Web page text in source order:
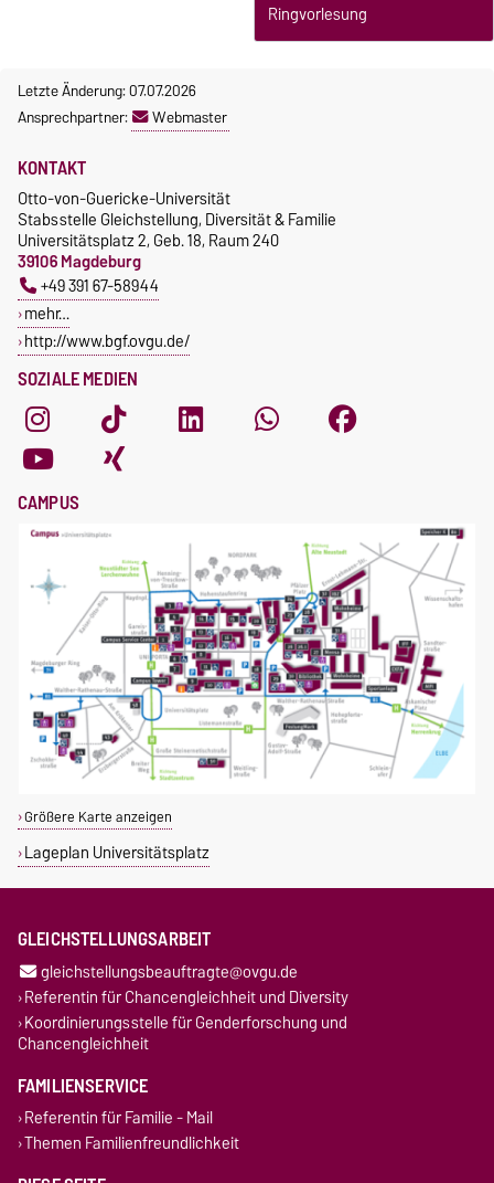
Ringvorlesung
Letzte Änderung: 07.07.2026
Ansprechpartner:
Webmaster
SOZIALE MEDIEN
KONTAKT
Otto-von-Guericke-Universität
Stabsstelle Gleichstellung, Diversität & Familie
Universitätsplatz 2, Geb. 18, Raum 240
39106 Magdeburg
+49 391 67-58944
mehr…
http://www.bgf.ovgu.de/
CAMPUS
Größere Karte anzeigen
Lageplan Universitätsplatz
GLEICHSTELLUNGSARBEIT
gleichstellungsbeauftragte@ovgu.de
Referentin für Chancengleichheit und Diversity
Koordinierungsstelle für Genderforschung und
Chancengleichheit
FAMILIENSERVICE
Referentin für Familie - Mail
Themen Familienfreundlichkeit